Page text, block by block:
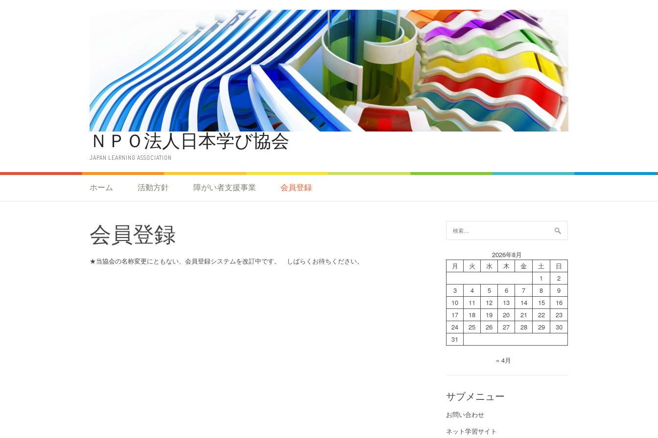
ＮＰＯ法人日本学び協会
JAPAN LEARNING ASSOCIATION
ホーム 活動方針 障がい者支援事業 会員登録
会員登録
★当協会の名称変更にともない、会員登録システムを改訂中です。 しばらくお待ちください。
索:
2026年8月
月
火 水 木 金 土
日
1
2
3
4 5 6 7 8
9
10
11 12 13 14 15
16
17
18 19 20 21 22
23
24
25 26 27 28 29
30
31
« 4月
サブメニュー
お問い合わせ
ネット学習サイト